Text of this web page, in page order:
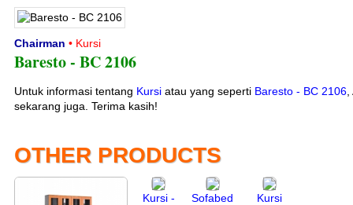
Chairman • Kursi
Baresto - BC 2106
Untuk informasi tentang Kursi atau yang seperti Baresto - BC 2106
sekarang juga. Terima kasih!
OTHER PRODUCTS
Kursi -
Sofabed
Kursi